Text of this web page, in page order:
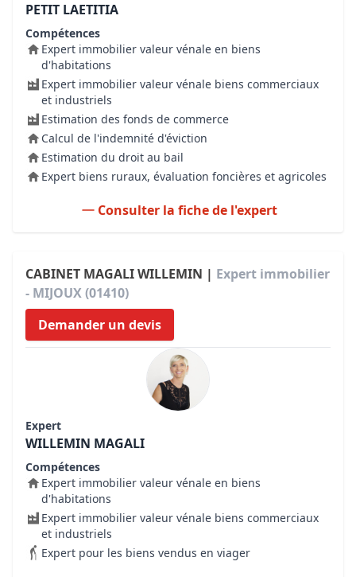
PETIT LAETITIA
Compétences
Expert immobilier valeur vénale en biens
d'habitations
Expert immobilier valeur vénale biens commerciaux
et industriels
Estimation des fonds de commerce
Calcul de l'indemnité d'éviction
Estimation du droit au bail
Expert biens ruraux, évaluation foncières et agricoles
Consulter la fiche de l'expert
CABINET MAGALI WILLEMIN | Expert immobilier
- MIJOUX (01410)
Demander un devis
Expert
WILLEMIN MAGALI
Compétences
Expert immobilier valeur vénale en biens
d'habitations
Expert immobilier valeur vénale biens commerciaux
et industriels
Expert pour les biens vendus en viager